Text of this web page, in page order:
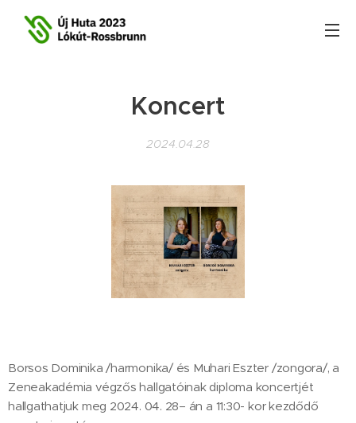
Koncert
2024.04.28
Borsos Dominika /harmonika/ és Muhari Eszter /zongora/, a
Zeneakadémia végzős hallgatóinak diploma koncertjét
hallgathatjuk meg 2024. 04. 28– án a 11:30- kor kezdődő